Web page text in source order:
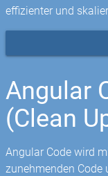
effizienter und
Angular
(Clean
Angular Code wird
zunehmenden Code